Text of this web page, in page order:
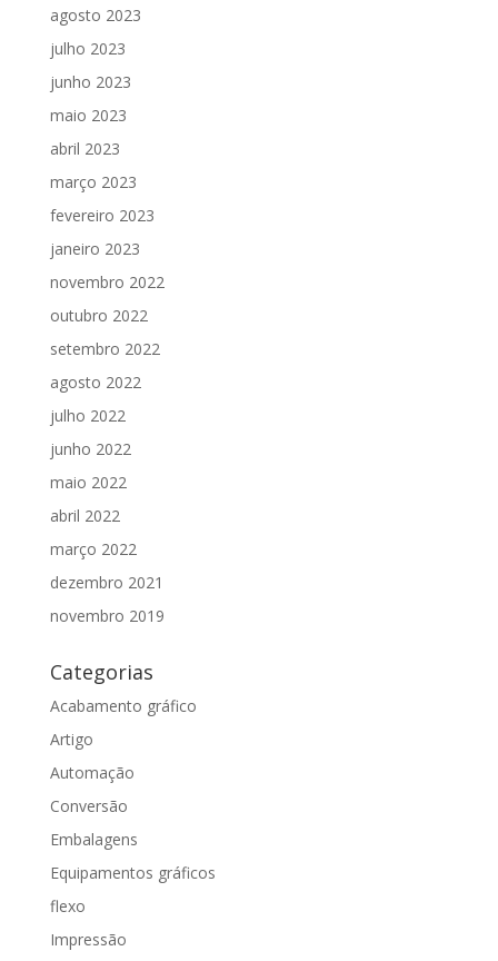
agosto 2023
julho 2023
junho 2023
maio 2023
abril 2023
março 2023
fevereiro 2023
janeiro 2023
novembro 2022
outubro 2022
setembro 2022
agosto 2022
julho 2022
junho 2022
maio 2022
abril 2022
março 2022
dezembro 2021
novembro 2019
Categorias
Acabamento gráfico
Artigo
Automação
Conversão
Embalagens
Equipamentos gráficos
flexo
Impressão